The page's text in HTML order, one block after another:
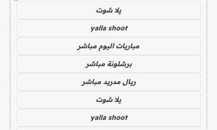
يلا شوت
yalla shoot
مباريات اليوم مباشر
برشلونة مباشر
ريال مدريد مباشر
يلا شوت
yalla shoot